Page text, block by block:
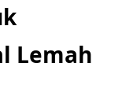
Lemah